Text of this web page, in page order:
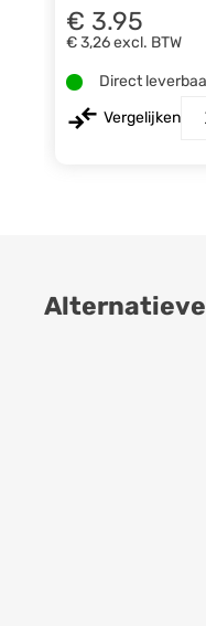
€ 3.95
€ 3,26excl. BTW
Direct
Vergelijken